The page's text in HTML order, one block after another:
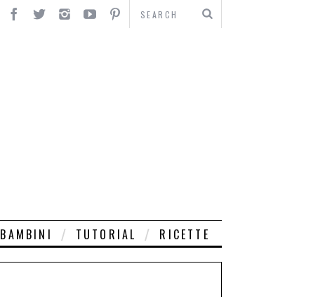
BAMBINI TUTORIAL RICETTE